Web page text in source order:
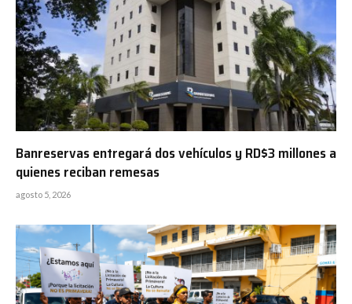
Banreservas entregará dos vehículos y RD$3 millones a
quienes reciban remesas
agosto 5, 2026